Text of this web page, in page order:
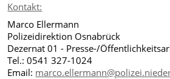
Kontakt:
Marco Ellermann
Polizeidirektion Osnabrück
Dezernat 01 - Presse-/
Tel.: 0541 327-1024
Email: